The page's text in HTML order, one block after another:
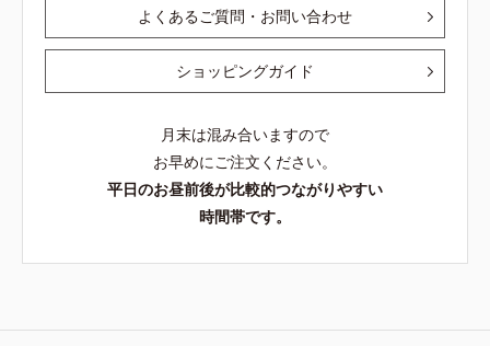
よくあるご質問・お問い合わせ
ショッピングガイド
月末は混み合いますので
お早めにご注文ください。
平日のお昼前後が比較的つながりやすい
時間帯です。